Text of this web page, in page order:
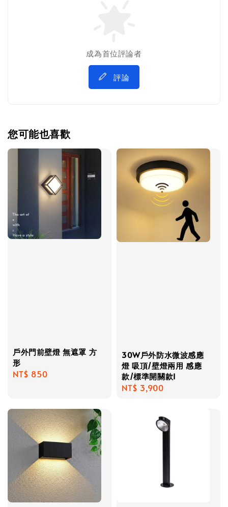
成為首位評論者
評論
您可能也喜歡
戶外門前壁燈 無遮罩 方
形
Regular
NT$ 850
30W戶外防水微波感應
燈 吸頂/壁燈兩用 感應
款/標準開關款I
Regular
NT$ 3,900